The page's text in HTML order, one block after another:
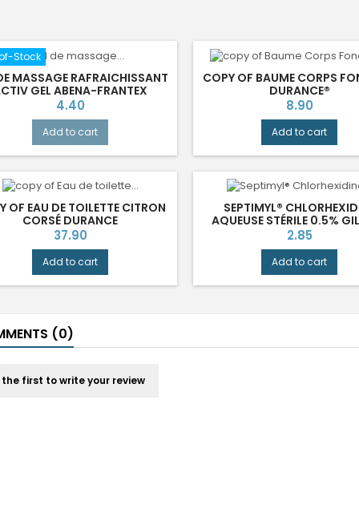
Stock
MASSAGE RAFRAICHISSANT
GEL ABENA-FRANTEX
Price
4.40
Add to cart
COPY OF BAUME CORPS
DURANCE®
Price
8.90
Add to cart
OF EAU DE TOILETTE CITRON
CORSÉ DURANCE
Price
37.90
Add to cart
SEPTIMYL®
AQUEUSE STÉRILE 0.5%
Price
2.85
Add to cart
(0)
the first to write your review